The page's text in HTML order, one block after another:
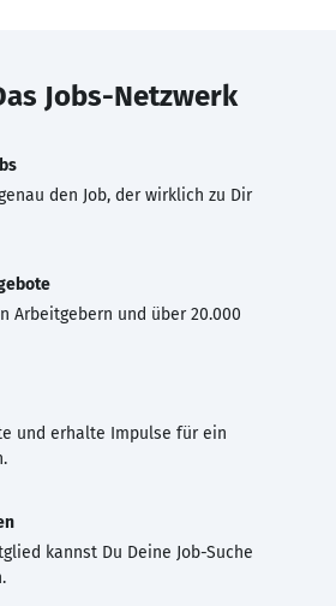
Jobs-Netzwerk
den Job, der wirklich zu Dir
Arbeitgebern und über 20.000
und erhalte Impulse für ein
kannst Du Deine Job-Suche